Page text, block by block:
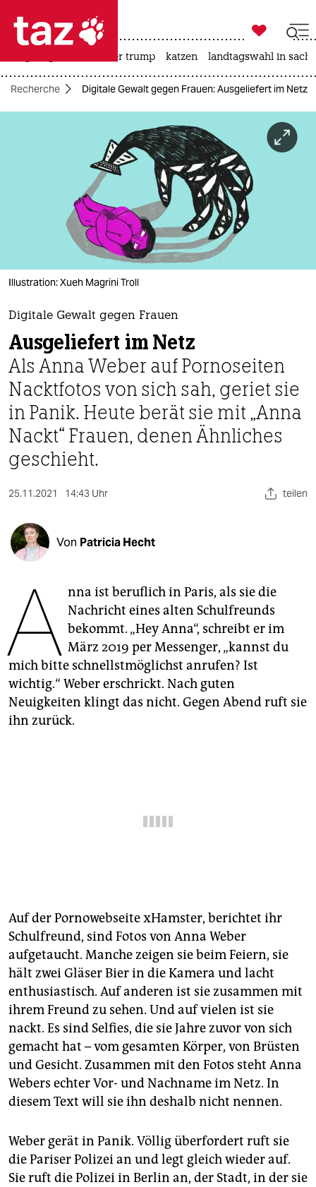
 taz zahl ich
taz zahl ich
gesellschaft
sport
berlin
nord
wahrheit
verlag
verlag
veranstaltungen
shop
fragen & hilfe
unterstützen
genossenschaft
epaper login

taz zahl ich
usa unter trump katzen landtagswahl in
Recherche Digitale Gewalt gegen Frauen: Ausgeliefert im Netz
Illustration: Xueh Magrini Troll
Digitale Gewalt gegen Frauen
Ausgeliefert im Netz
Als Anna Weber auf Pornoseiten
Nacktfotos von sich sah, geriet sie
in Panik. Heute berät sie mit „Anna
Nackt“ Frauen, denen Ähnliches
geschieht.
25.11.2021 14:43 Uhr teilen
Von Patricia Hecht
A nna ist beruflich in Paris, als sie die
Nachricht eines alten Schulfreunds
bekommt. „Hey Anna“, schreibt er im
März 2019 per Messenger, „kannst du
mich bitte schnellstmöglichst anrufen? Ist
wichtig.“ Weber erschrickt. Nach guten
Neuigkeiten klingt das nicht. Gegen Abend ruft sie
ihn zurück.
Auf der Pornowebseite xHamster, berichtet ihr
Schulfreund, sind Fotos von Anna Weber
aufgetaucht. Manche zeigen sie beim Feiern, sie
hält zwei Gläser Bier in die Kamera und lacht
enthusiastisch. Auf anderen ist sie zusammen mit
ihrem Freund zu sehen. Und auf vielen ist sie
nackt. Es sind Selfies, die sie Jahre zuvor von sich
gemacht hat – vom gesamten Körper, von Brüsten
und Gesicht. Zusammen mit den Fotos steht Anna
Webers echter Vor- und Nachname im Netz. In
diesem Text will sie ihn deshalb nicht nennen.
Weber gerät in Panik. Völlig überfordert ruft sie
die Pariser Polizei an und legt gleich wieder auf.
Sie ruft die Polizei in Berlin an, der Stadt, in der sie